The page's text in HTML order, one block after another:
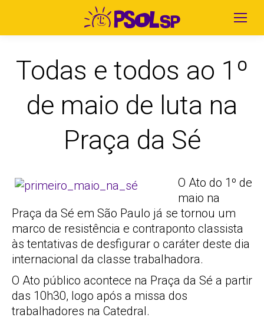
Todas e todos ao 1º
de maio de luta na
Praça da Sé
O Ato do 1º de
maio na
Praça da Sé em São Paulo já se tornou um
marco de resistência e contraponto classista
às tentativas de desfigurar o caráter deste dia
internacional da classe trabalhadora.
O Ato público acontece na Praça da Sé a partir
das 10h30, logo após a missa dos
trabalhadores na Catedral.